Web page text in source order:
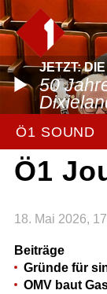
JETZT:
50
Ö1 SOUND
Ö1
18. Mai 2026,
Beiträge
Gründe für
OMV baut